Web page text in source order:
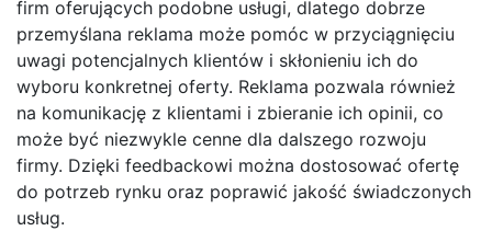
firm oferujących podobne usługi, dlatego dobrze
przemyślana reklama może pomóc w przyciągnięciu
uwagi potencjalnych klientów i skłonieniu ich do
wyboru konkretnej oferty. Reklama pozwala również
na komunikację z klientami i zbieranie ich opinii, co
może być niezwykle cenne dla dalszego rozwoju
firmy. Dzięki feedbackowi można dostosować ofertę
do potrzeb rynku oraz poprawić jakość świadczonych
usług.